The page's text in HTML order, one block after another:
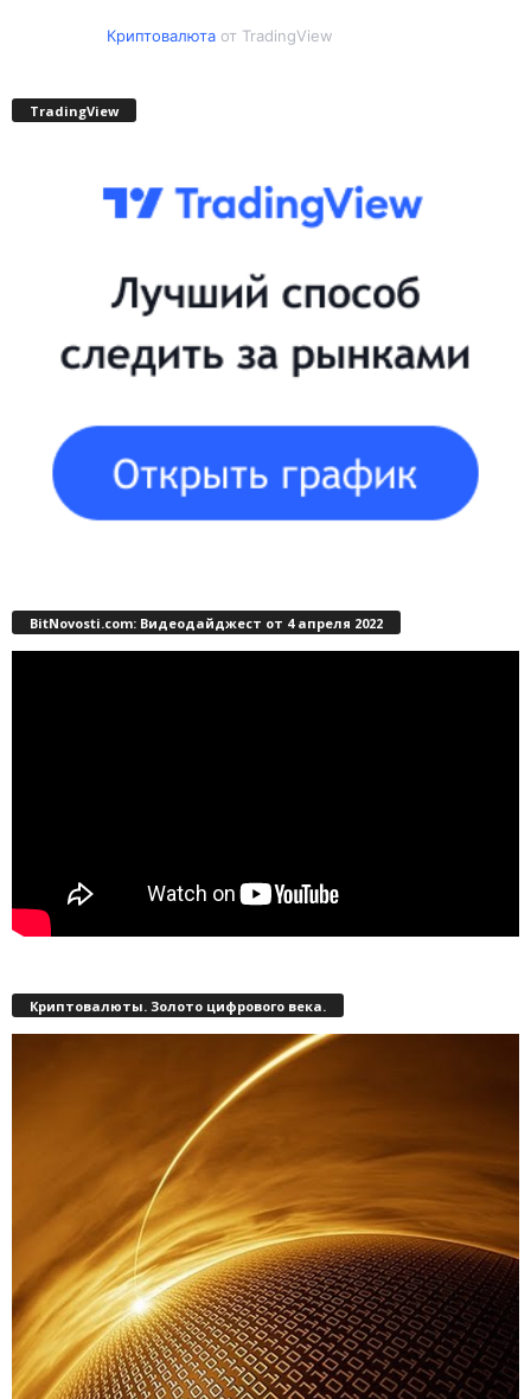
Криптовалютаот TradingView
TradingView
BitNovosti.com: Видеодайджест от 4 апреля 2022
Криптовалюты. Золото цифрового века.